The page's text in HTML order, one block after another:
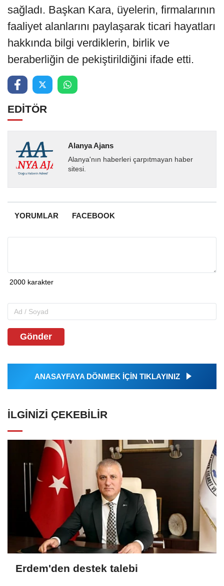
sağladı. Başkan Kara, üyelerin, firmalarının
faaliyet alanlarını paylaşarak ticari hayatları
hakkında bilgi verdiklerin, birlik ve
beraberliğin de pekiştirildiğini ifade etti.
EDİTÖR
Alanya Ajans
Alanya'nın haberleri çarpıtmayan haber
sitesi.
YORUMLAR FACEBOOK
Gönder
ANASAYFAYA DÖNMEK İÇİN TIKLAYINIZ
İLGINIZI ÇEKEBILIR
Erdem'den destek talebi